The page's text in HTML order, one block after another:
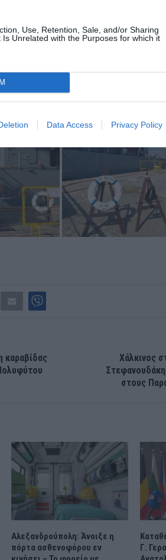
Use, Retention, Sale, and/or Sharing
Unrelated with the Purposes for which it
Data Access Privacy Policy
καραβίδας
Χάλκινος
στους
Αλεξανδρούπολη: Άνοιξε η
πόρτα ασθενοφόρου εν
Γ.